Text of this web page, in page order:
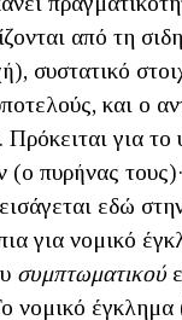
από τη
συστατικό
και ο
για
πυρήνας
εδώ
για νομικό
συμπτωματικού
νομικό